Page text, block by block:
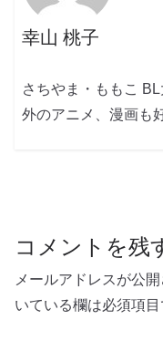
幸山 桃子
さちやま・ももこ
外のアニメ、漫画も
コメントを残
メールアドレスが公
いている欄は必須項目